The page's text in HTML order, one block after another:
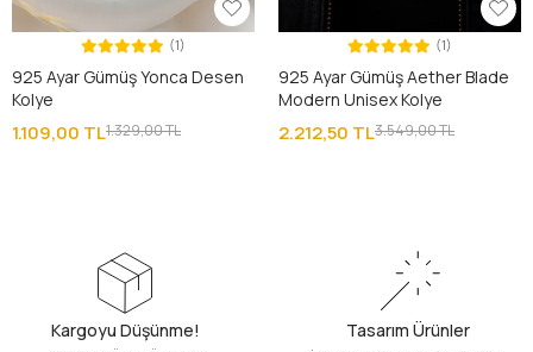
(1)
925 Ayar Gümüş Yonca Desen
Kolye
1.109,00 TL1.329,00 TL
(1)
925 Ayar Gümüş Aether Blade
Modern Unisex Kolye
2.212,50 TL3.549,00 TL
Kargoyu Düşünme! Tasarım Ürünler